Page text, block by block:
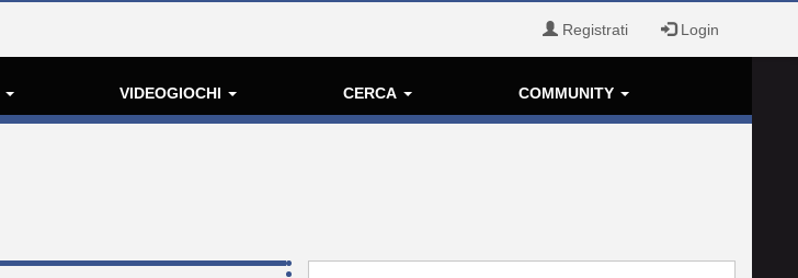
Registrati Login
VIDEOGIOCHI CERCA COMMUNITY